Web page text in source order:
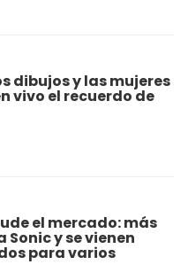
dibujos y las mujeres
vivo el recuerdo de
el mercado: más
Sonic y se vienen
para varios